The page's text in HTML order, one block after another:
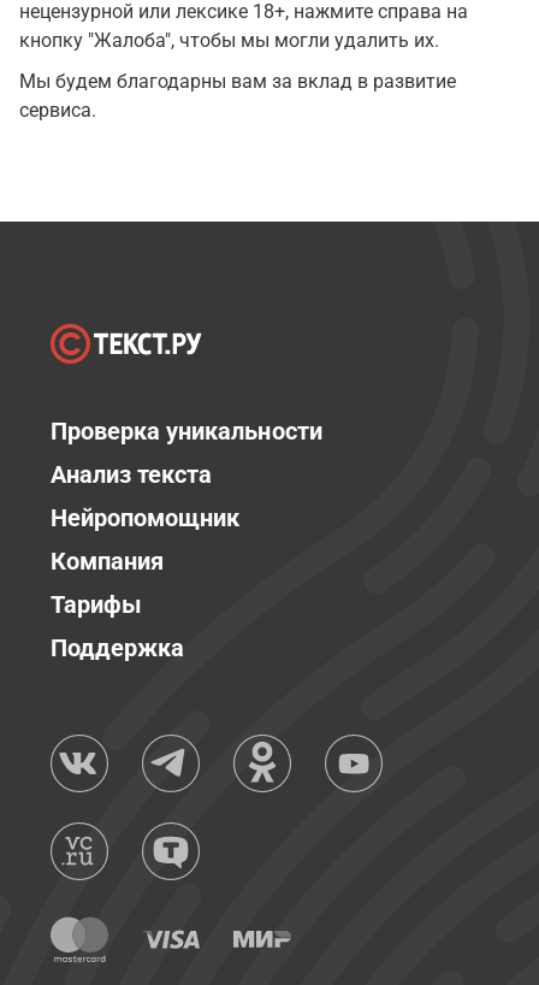
нецензурной или лексике 18+, нажмите справа на
кнопку "Жалоба", чтобы мы могли удалить их.
Мы будем благодарны вам за вклад в развитие
сервиса.
Проверка уникальности
Анализ текста
Нейропомощник
Компания
Тарифы
Поддержка